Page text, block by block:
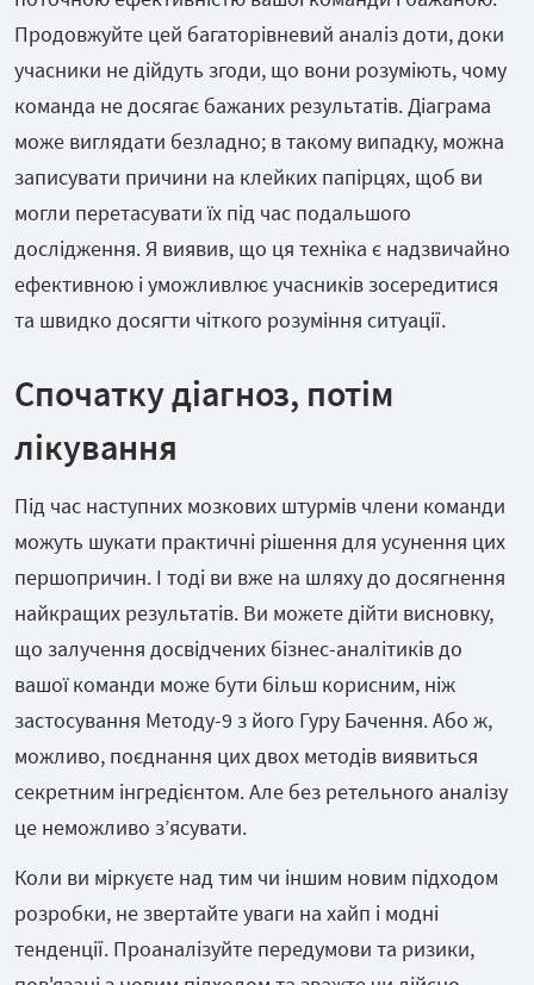
Продовжуйте цей багаторівневий аналіз доти, доки
учасники не дійдуть згоди, що вони розуміють, чому
команда не досягає бажаних результатів. Діаграма
може виглядати безладно; в такому випадку, можна
записувати причини на клейких папірцях, щоб ви
могли перетасувати їх під час подальшого
дослідження. Я виявив, що ця техніка є надзвичайно
ефективною і уможливлює учасників зосередитися
та швидко досягти чіткого розуміння ситуації.
Спочатку діагноз, потім
лікування
Під час наступних мозкових штурмів члени команди
можуть шукати практичні рішення для усунення цих
першопричин. І тоді ви вже на шляху до досягнення
найкращих результатів. Ви можете дійти висновку,
що залучення досвідчених бізнес-аналітиків до
вашої команди може бути більш корисним, ніж
застосування Методу-9 з його Гуру Бачення. Або ж,
можливо, поєднання цих двох методів виявиться
секретним інгредієнтом. Але без ретельного аналізу
це неможливо з’ясувати.
Коли ви міркуєте над тим чи іншим новим підходом
розробки, не звертайте уваги на хайп і модні
тенденції. Проаналізуйте передумови та ризики,